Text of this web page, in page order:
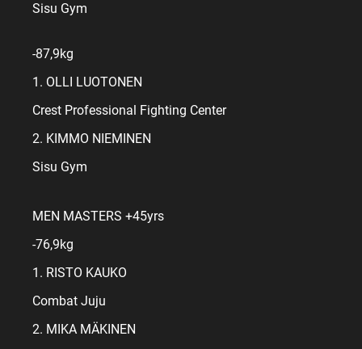
Sisu Gym
-87,9kg
1. OLLI LUOTONEN
Crest Professional Fighting Center
2. KIMMO NIEMINEN
Sisu Gym
MEN MASTERS +45yrs
-76,9kg
1. RISTO KAUKO
Combat Juju
2. MIKA MÄKINEN